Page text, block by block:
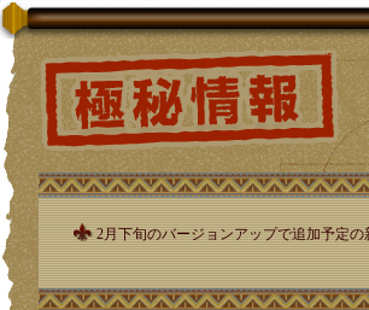
2月下旬のバージョンアップで追加予定